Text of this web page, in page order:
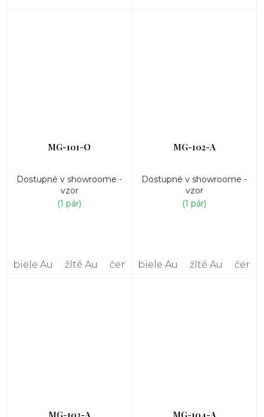
MG-101-O
Dostupné v showroome -
vzor
(1 pár)
biele Au žlté Au červené Au
MG-102-A
Dostupné v showroome -
vzor
(1 pár)
biele Au žlté Au